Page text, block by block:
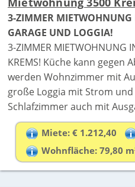
3-ZIMMER MIETWOHNUNG
GARAGE UND LOGGIA!
3-ZIMMER MIETWOHNUNG
KREMS! Küche kann gegen
werden Wohnzimmer mit
große Loggia mit Strom
Schlafzimmer auch mit
Miete: € 1.212,40
Wohnfläche: 79,80